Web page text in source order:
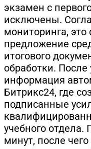
экзамен с
исключены.
мониторинга,
предложение
итогового
обработки. После
информация
Битрикс24, где
подписанные
учебного отдела.
минут, после